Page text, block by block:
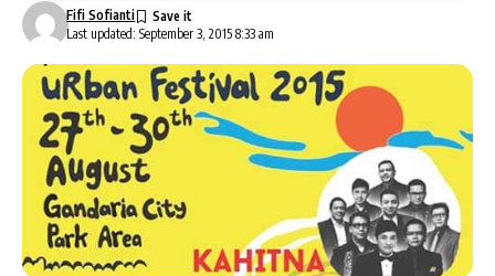
Last updated: September 3, 2015 8:33 am
Fifi Sofianti